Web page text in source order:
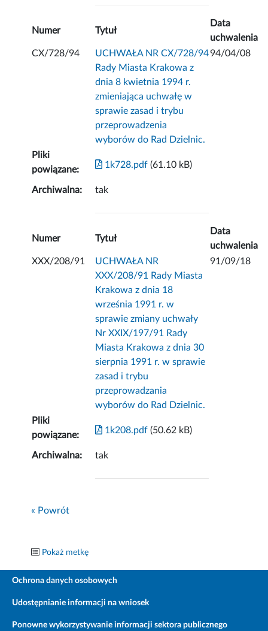
Numer Tytuł
Data
uchwalenia
CX/728/94
UCHWAŁA NR CX/728/94
Rady Miasta Krakowa z
dnia 8 kwietnia 1994 r.
zmieniająca uchwałę w
sprawie zasad i trybu
przeprowadzenia
wyborów do Rad Dzielnic.
94/04/08
Pliki
powiązane:
1k728.pdf (61.10 kB)
Archiwalna: tak
Numer Tytuł
Data
uchwalenia
XXX/208/91
UCHWAŁA NR
XXX/208/91 Rady Miasta
Krakowa z dnia 18
września 1991 r. w
sprawie zmiany uchwały
Nr XXIX/197/91 Rady
Miasta Krakowa z dnia 30
sierpnia 1991 r. w sprawie
zasad i trybu
przeprowadzania
wyborów do Rad Dzielnic.
91/09/18
Pliki
powiązane:
1k208.pdf (50.62 kB)
Archiwalna: tak
« Powrót
Pokaż metkę
Ochrona danych osobowych
Udostępnianie informacji na wniosek
Ponowne wykorzystywanie informacji sektora publicznego